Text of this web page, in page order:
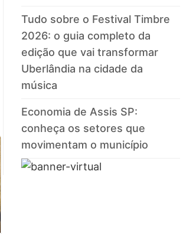
Tudo sobre o Festival Timbre
2026: o guia completo da
edição que vai transformar
Uberlândia na cidade da
música
Economia de Assis SP:
conheça os setores que
movimentam o município